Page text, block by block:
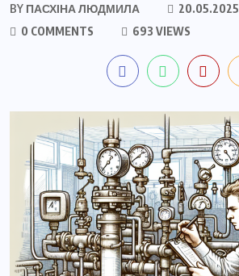
BY ПАСХІНА ЛЮДМИЛА
20.05.2025
0 COMMENTS
693 VIEWS